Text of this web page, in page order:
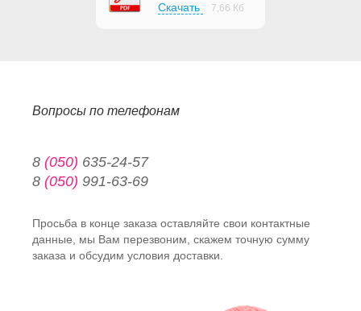
Скачать 7,66 Кб
Вопросы по телефонам
8 (050) 635-24-57
8 (050) 991-63-69
Просьба в конце заказа оставляйте свои контактные
данные, мы Вам перезвоним, скажем точную сумму
заказа и обсудим условия доставки.